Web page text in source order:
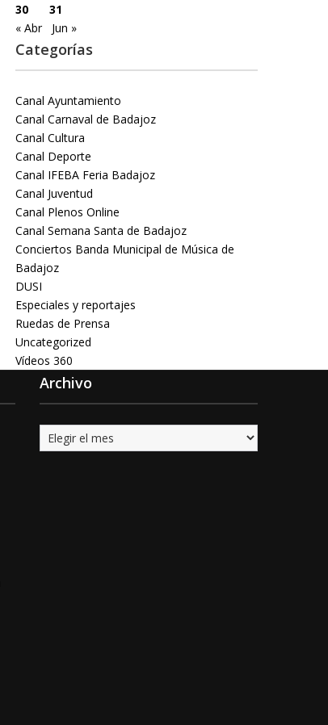
30
31
« Abr
Jun »
Categorías
Canal Ayuntamiento
Canal Carnaval de Badajoz
Canal Cultura
Canal Deporte
Canal IFEBA Feria Badajoz
Canal Juventud
Canal Plenos Online
Canal Semana Santa de Badajoz
Conciertos Banda Municipal de Música de
Badajoz
DUSI
Especiales y reportajes
Ruedas de Prensa
Uncategorized
Vídeos 360
Archivo
Archivo